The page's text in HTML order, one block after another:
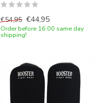
€54,95 €44,95
Order before 16:00 same day
shipping!